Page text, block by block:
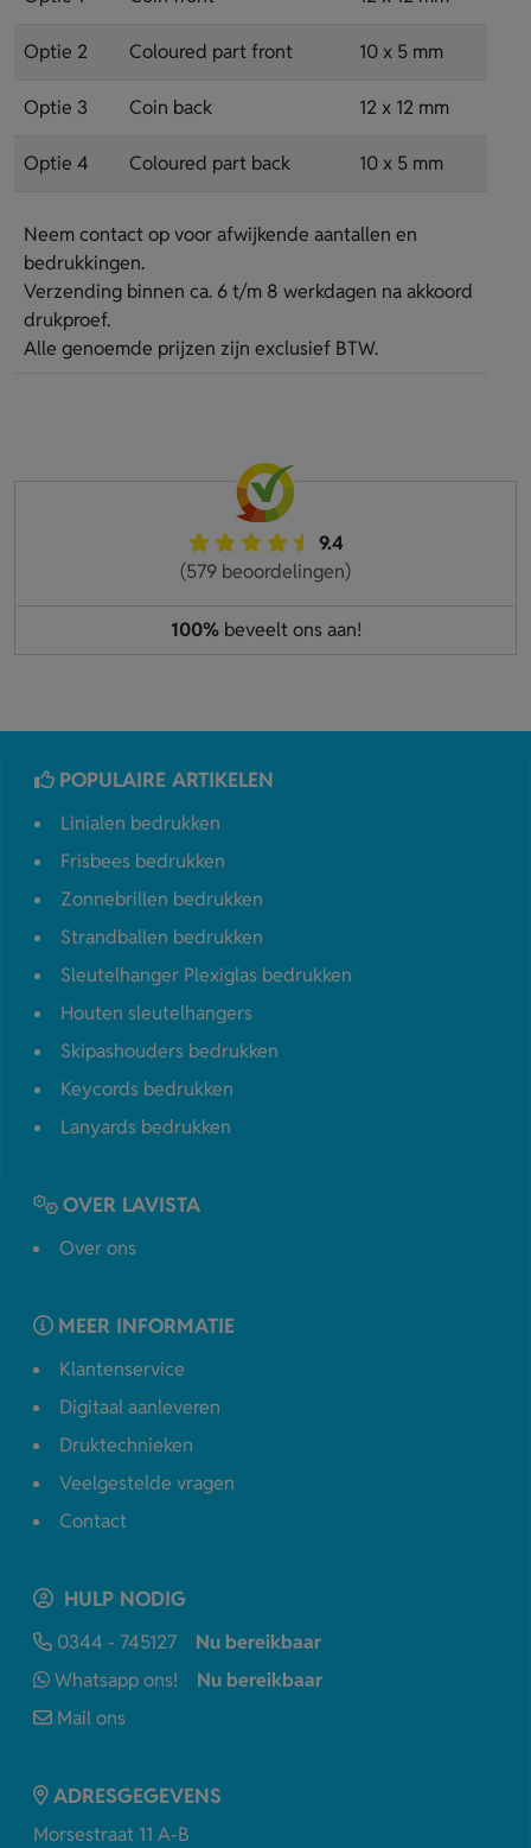
Optie 2 Coloured part front 10 x 5 mm
Optie 3 Coin back 12 x 12 mm
Optie 4 Coloured part back 10 x 5 mm
Neem contact op voor afwijkende aantallen en
bedrukkingen.
Verzending binnen ca. 6 t/m 8 werkdagen na akkoord
drukproef.
Alle genoemde prijzen zijn exclusief BTW.
9.4
(579 beoordelingen)
100%beveelt ons aan!
POPULAIRE ARTIKELEN
Linialen bedrukken
Frisbees bedrukken
Zonnebrillen bedrukken
Strandballen bedrukken
Sleutelhanger Plexiglas bedrukken
Houten sleutelhangers
Skipashouders bedrukken
Keycords bedrukken
Lanyards bedrukken
OVER LAVISTA
Over ons
MEER INFORMATIE
Klantenservice
Digitaal aanleveren
Druktechnieken
Veelgestelde vragen
Contact
HULP NODIG
0344 - 745127
Nu bereikbaar
Whatsapp ons!
Nu bereikbaar
Mail ons
ADRESGEGEVENS
Morsestraat 11 A-B